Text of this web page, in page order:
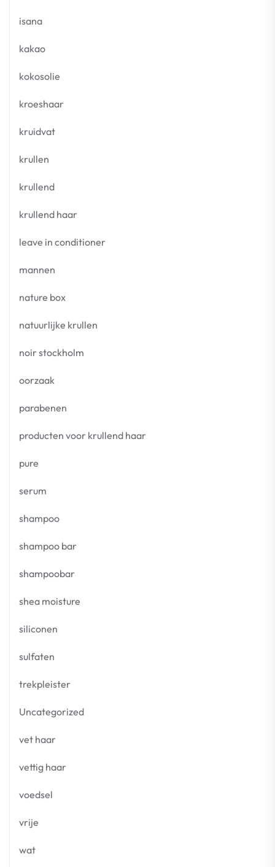
isana
kakao
kokosolie
kroeshaar
kruidvat
krullen
krullend
krullend haar
leave in conditioner
mannen
nature box
natuurlijke krullen
noir stockholm
oorzaak
parabenen
producten voor krullend haar
pure
serum
shampoo
shampoo bar
shampoobar
shea moisture
siliconen
sulfaten
trekpleister
Uncategorized
vet haar
vettig haar
voedsel
vrije
wat